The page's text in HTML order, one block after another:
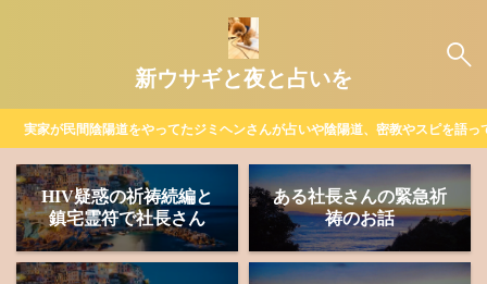
新ウサギと夜と占いを
実家が民間陰陽道をやってたジミヘンさんが占いや陰陽道、密教やスピを語
HIV疑惑の祈祷続編と
鎮宅霊符で社長さん
ある社長さんの緊急祈
祷のお話